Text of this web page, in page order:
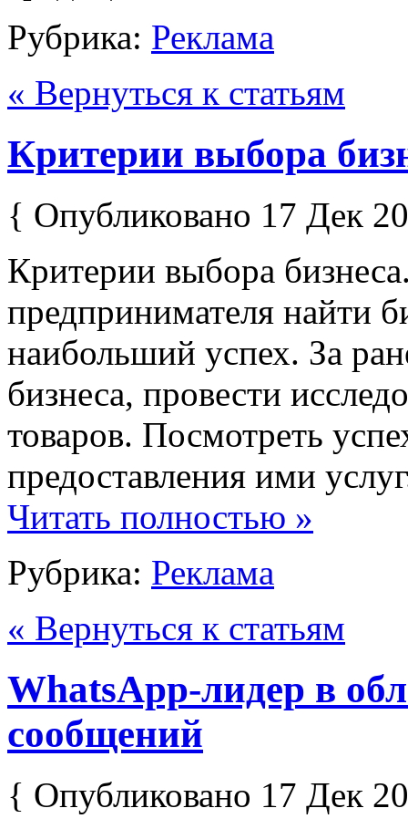
Рубрика: Реклама
« Вернуться к статьям
Критерии выбора
{ Опубликовано 17 Дек
Критерии выбора
предпринимателя найти
наибольший успех. За
бизнеса, провести
товаров. Посмотреть
предоставления ими
Читать полностью »
Рубрика: Реклама
« Вернуться к статьям
WhatsApp-лидер в
сообщений
{ Опубликовано 17 Дек